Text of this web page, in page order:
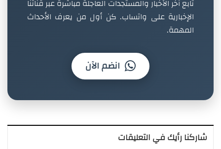
تابع آخر الأخبار والمستجدات العاجلة مباشرة عبر قناتنا
الإخبارية على واتساب. كن أول من يعرف الأحداث
المهمة.
انضم الآن
شاركنا رأيك في التعليقات